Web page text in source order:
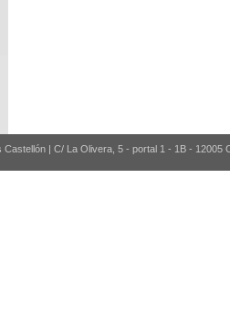
| C/ La Olivera, 5 - portal 1 - 1B - 12005